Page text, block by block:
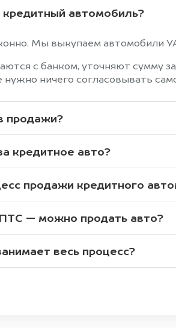
автомобиль?
Мы выкупаем автомобили
с банком, уточняют сумму
нужно ничего согласовывать
продажи?
кредитное авто?
продажи кредитного
— можно продать авто?
весь процесс?